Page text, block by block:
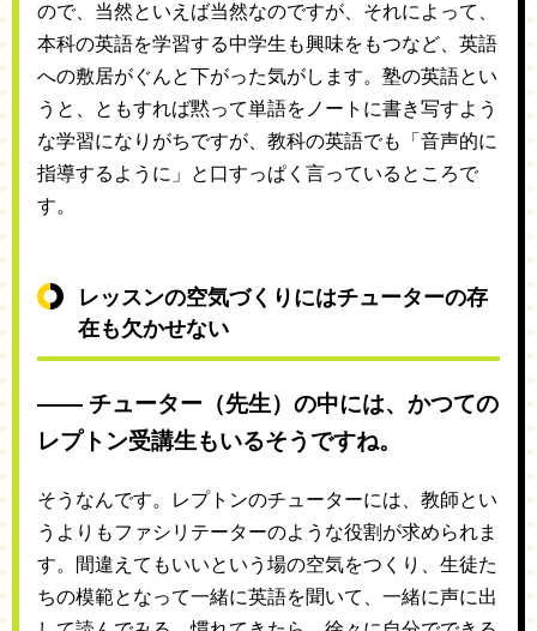
ので、当然といえば当然なのですが、それによって、
本科の英語を学習する中学生も興味をもつなど、英語
への敷居がぐんと下がった気がします。塾の英語とい
うと、ともすれば黙って単語をノートに書き写すよう
な学習になりがちですが、教科の英語でも「音声的に
指導するように」と口すっぱく言っているところで
す。
レッスンの空気づくりにはチューターの存
在も欠かせない
―― チューター（先生）の中には、かつての
レプトン受講生もいるそうですね。
そうなんです。レプトンのチューターには、教師とい
うよりもファシリテーターのような役割が求められま
す。間違えてもいいという場の空気をつくり、生徒た
ちの模範となって一緒に英語を聞いて、一緒に声に出